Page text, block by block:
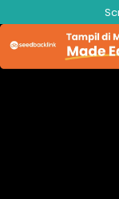
ke
konten